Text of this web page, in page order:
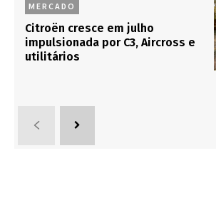
MERCADO
Citroën cresce em julho
impulsionada por C3, Aircross e
utilitários